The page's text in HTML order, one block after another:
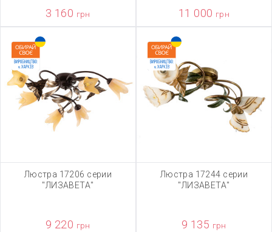
3 160 грн 11 000 грн
Люстра 17206 серии
"ЛИЗАВЕТА"
9 220 грн
Люстра 17244 серии
"ЛИЗАВЕТА"
9 135 грн